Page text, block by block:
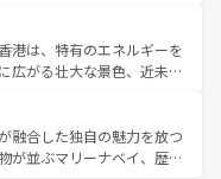
ナムコーヒーなどは、ぜ
を訪れてもあたたかい人々
きっと忘れられない旅にな
チェンマイなどの山岳地
プーケットやクラビの美し
むことができる。タイ料理
の季節にも異なる楽しみ
イの人々、仏教を中心とし
が、訪れる旅人を魅了し続
港は、特有のエネルギーを
広がる壮大な景色、近未来
。観光スポットが密集し
れるのも魅力。息をのむよ
、香港を存分に楽しみ尽く
融合した独自の魅力を放つ
が並ぶマリーナベイ、歴史